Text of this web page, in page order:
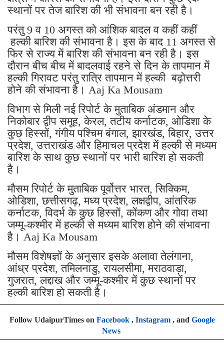
स्थानों पर तेज बारिश की भी संभावना बन रही है।
परंतु 9 व 10 अगस्त को आंशिक बादल व कहीं कहीं
हल्की बारिश की संभावना है। इस के बाद 11 अगस्त से
फिर से राज्य में बारिश की संभावना बन रही है। इस
दौरान बीच बीच में बादलवाई रहने से दिन के तापमान में
हल्की गिरावट परंतु रात्रि तापमान में हल्की बढ़ोत्तरी
होने की संभावना है। Aaj Ka Mousam
विभाग से मिली नई रिपोर्ट के मुताबिक अंडमान और
निकोबार द्वीप समूह, केरल, तटीय कर्नाटक, ओडिशा के
कुछ हिस्सों, गंगीय पश्चिम बंगाल, झारखंड, बिहार, उत्तर
प्रदेश, उत्तराखंड और हिमाचल प्रदेश में हल्की से मध्यम
बारिश के साथ कुछ स्थानों पर भारी बारिश हो सकती
है।
मौसम रिपोर्ट के मुताबिक पूर्वोत्तर भारत, सिक्किम,
ओडिशा, छत्तीसगढ़, मध्य प्रदेश, लक्षद्वीप, आंतरिक
कर्नाटक, विदर्भ के कुछ हिस्सों, कोंकण और गोवा तथा
जम्मू-कश्मीर में हल्की से मध्यम बारिश होने की संभावना
है। Aaj Ka Mousam
मौसम विशेषज्ञों के अनुसार इसके अलावा तेलंगाना,
आंध्र प्रदेश, तमिलनाडु, रायलसीमा, मराठवाड़ा,
गुजरात, लद्दाख और जम्मू-कश्मीर में कुछ स्थानों पर
हल्की बारिश हो सकती है।
Follow UdaipurTimes on Facebook, Instagram, and Google
News